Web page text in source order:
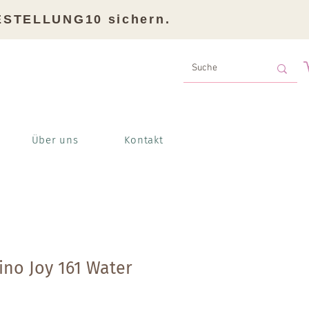
sichern.
Über uns Kontakt
Joy 161 Water